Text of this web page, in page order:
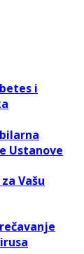
i
Ustanove
Vašu